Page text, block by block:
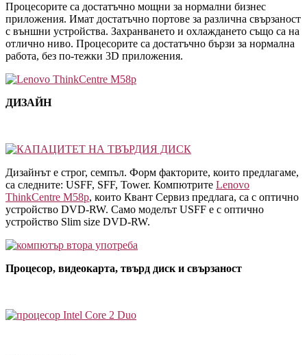
Процесорите са достатъчно мощни за нормални бизнес
приложения. Имат достатъчно портове за различна свързаност
с външни устройства. Захранването и охлаждането също са на
отлично ниво. Процесорите са достатъчно бързи за нормална
работа, без по-тежки 3D приложения.
ДИЗАЙН
Дизайнът е строг, семпъл. Форм факторите, които предлагаме,
са следните: USFF, SFF, Tower. Компютрите Lenovo
ThinkCentre M58p, които Квант Сервиз предлага, са с оптично
устройство DVD-RW. Само моделът USFF е с оптично
устройство Slim size DVD-RW.
Процесор, видеокарта, твърд диск и свързаност